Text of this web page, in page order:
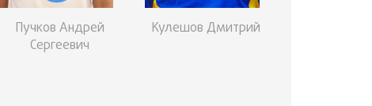
Пучков Андрей
Сергеевич
Кулешов Дмитрий